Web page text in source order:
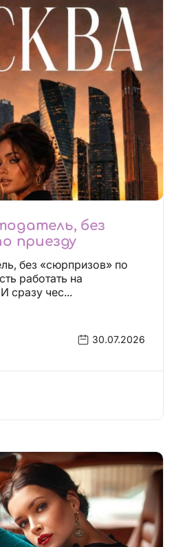
без
приезду
без «сюрпризов» по
постоянной основе И сразу чес...
30.07.2026